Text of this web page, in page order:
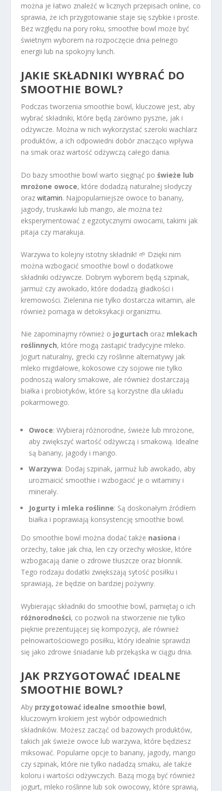
można je łatwo znaleźć w licznych przepisach online, co
sprawia, że ich przygotowanie staje się szybkie i proste.
Bez względu na pory roku, smoothie bowl może być
świetnym wyborem na rozpoczęcie dnia pełnego
energii lub na spokojny lunch.
JAKIE SKŁADNIKI WYBRAĆ DO
SMOOTHIE BOWL?
Podczas tworzenia smoothie bowl, kluczowe jest, aby
wybrać składniki, które będą zarówno pyszne, jak i
odżywcze. Można w nich wykorzystać szeroki wachlarz
produktów, a ich odpowiedni dobór znacząco wpływa
na smak oraz wartość odżywczą całego dania.
Do bazy smoothie bowl warto sięgnąć poświeże lub
mrożone owoce, które dodadzą naturalnej słodyczy
orazwitamin. Najpopularniejsze owoce to banany,
jagody, truskawki lub mango, ale można też
eksperymentować z egzotycznymi owocami, takimi jak
pitaja czy marakuja.
Warzywa to kolejny istotny składnik! 🌱 Dzięki nim
można wzbogacić smoothie bowl o dodatkowe
składniki odżywcze. Dobrym wyborem będą szpinak,
jarmuż czy awokado, które dodadzą gładkości i
kremowości. Zielenina nie tylko dostarcza witamin, ale
również pomaga w detoksykacji organizmu.
Nie zapominajmy również o jogurtach oraz mlekach
roślinnych, które mogą zastąpić tradycyjne mleko.
Jogurt naturalny, grecki czy roślinne alternatywy jak
mleko migdałowe, kokosowe czy sojowe nie tylko
podnoszą walory smakowe, ale również dostarczają
białka i probiotyków, które są korzystne dla układu
pokarmowego.
Owoce: Wybieraj różnorodne, świeże lub mrożone,
aby zwiększyć wartość odżywczą i smakową. Idealne
są banany, jagody i mango.
Warzywa: Dodaj szpinak, jarmuż lub awokado, aby
urozmaicić smoothie i wzbogacić je o witaminy i
minerały.
Jogurty i mleka roślinne: Są doskonałym źródłem
białka i poprawiają konsystencję smoothie bowl.
Do smoothie bowl można dodać także nasiona i
orzechy, takie jak chia, len czy orzechy włoskie, które
wzbogacają danie o zdrowe tłuszcze oraz błonnik.
Tego rodzaju dodatki zwiększają sytość posiłku i
sprawiają, że będzie on bardziej pożywny.
Wybierając składniki do smoothie bowl, pamiętaj o ich
różnorodności, co pozwoli na stworzenie nie tylko
pięknie prezentującej się kompozycji, ale również
pełnowartościowego posiłku, który idealnie sprawdzi
się jako zdrowe śniadanie lub przekąska w ciągu dnia.
JAK PRZYGOTOWAĆ IDEALNE
SMOOTHIE BOWL?
Aby przygotować idealne smoothie bowl,
kluczowym krokiem jest wybór odpowiednich
składników. Możesz zacząć od bazowych produktów,
takich jak świeże owoce lub warzywa, które będziesz
miksować. Popularne opcje to banany, jagody, mango
czy szpinak, które nie tylko nadadzą smaku, ale także
koloru i wartości odżywczych. Bazą mogą być również
jogurt, mleko roślinne lub sok owocowy, które sprawią,